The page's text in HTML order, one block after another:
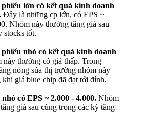
lớn có kết quả kinh doanh
Đây là những cp lớn, có EPS ~
Nhóm này thường tăng giá sau
stocks tốt.
nhỏ có kết quả kinh doanh
này thường có giá thấp. Trong
nóng sủa thị trường nhóm này
khi giá blue chip đã đạt tới đỉnh.
có EPS ~ 2.000 - 4.000. Nhóm
giá sau cùng trong các kỳ tăng